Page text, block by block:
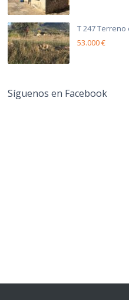
T 247
53.000 €
Síguenos en Facebook